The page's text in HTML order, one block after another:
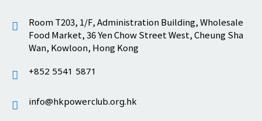
Room T203, 1/F, Administration Building, Wholesale
Food Market, 36 Yen Chow Street West, Cheung Sha
Wan, Kowloon, Hong Kong
+852 5541 5871
info@hkpowerclub.org.hk